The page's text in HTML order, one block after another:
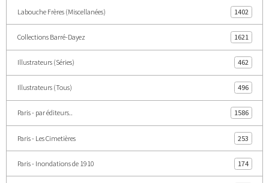
Labouche Frères (Miscellanées) 1402
Collections Barré-Dayez 1621
Illustrateurs (Séries) 462
Illustrateurs (Tous) 496
Paris - par éditeurs.. 1586
Paris - Les Cimetières 253
Paris - Inondations de 1910 174